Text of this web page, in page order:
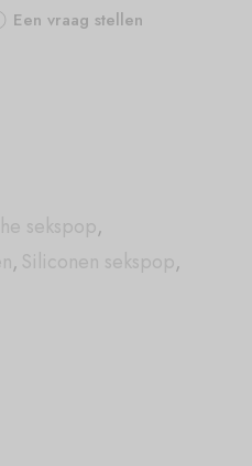
Een vraag stellen
sekspop,
, Siliconen sekspop,